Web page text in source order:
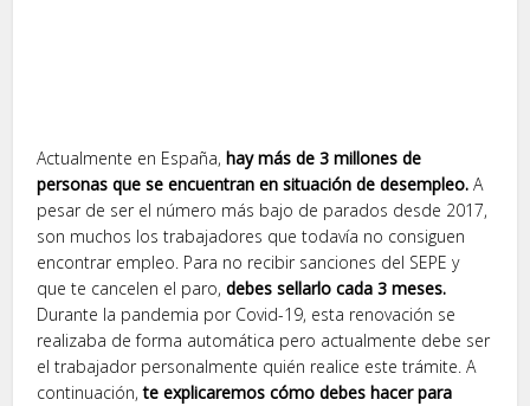
Actualmente en España, hay más de 3 millones de
personas que se encuentran en situación de desempleo.A
pesar de ser el número más bajo de parados desde 2017,
son muchos los trabajadores que todavía no consiguen
encontrar empleo. Para no recibir sanciones del SEPE y
que te cancelen el paro,debes sellarlo cada 3 meses.
Durante la pandemia por Covid-19, esta renovación se
realizaba de forma automática pero actualmente debe ser
el trabajador personalmente quién realice este trámite. A
continuación,te explicaremos cómo debes hacer para